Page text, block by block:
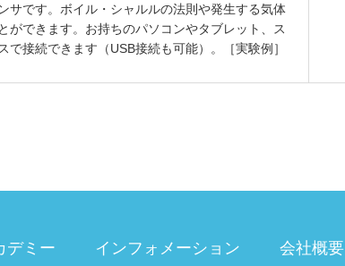
サです。ボイル・シャルルの法則や発生する気体
ができます。お持ちのパソコンやタブレット、ス
で接続できます（USB接続も可能）。［実験例］
デミー インフォメーション 会社概要